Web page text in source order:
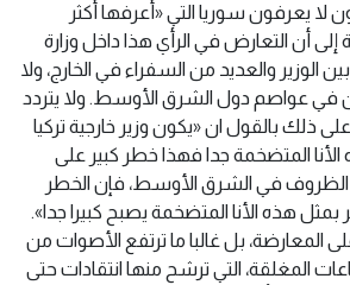
لا يعرفون سوريا التي «أعرفها أكثر
أن التعارض في الرأي هذا داخل وزارة
الوزير والعديد من السفراء في الخارج، ولا
في عواصم دول الشرق الأوسط. ولا يتردد
ذلك بالقول ان «يكون وزير خارجية تركيا
المتضخمة جدا فهذا خطر كبير على
الظروف في الشرق الأوسط، فإن الخطر
بمثل هذه الأنا المتضخمة يصبح كبيرا جدا».
المعارضة، بل غالبا ما ترتفع الأصوات من
المغلقة، التي ترشح منها انتقادات حتى